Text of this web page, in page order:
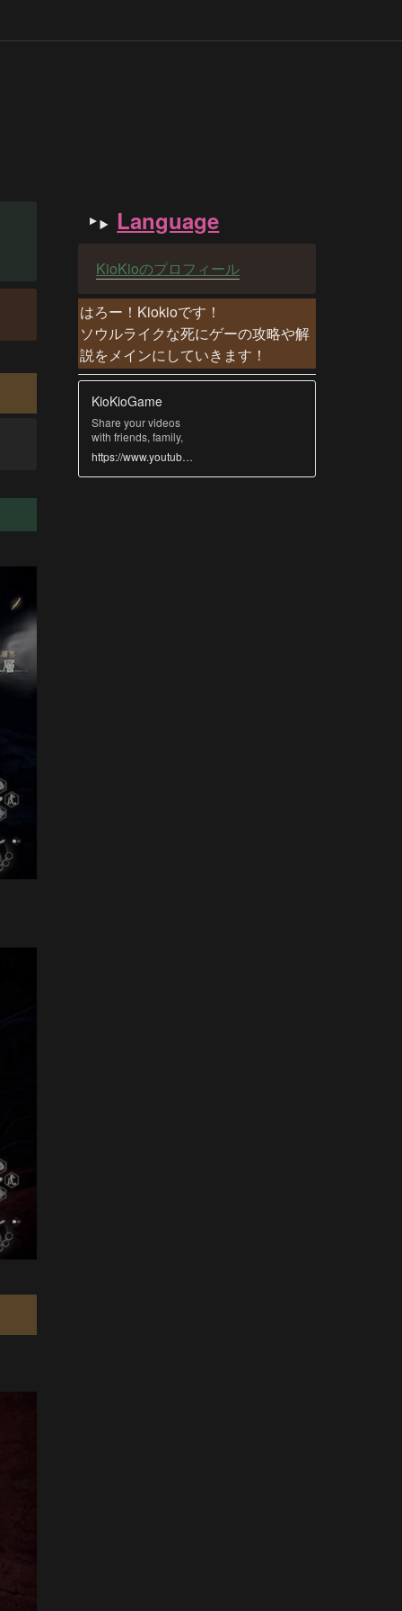
Language
KioKioのプロフィール
はろー！Kiokioです！
ソウルライクな死にゲーの攻略や解
説をメインにしていきます！
KioKioGame
Share your videos
with friends, family,
and the world
https://www.youtube.com/@GAMES-fb2uk